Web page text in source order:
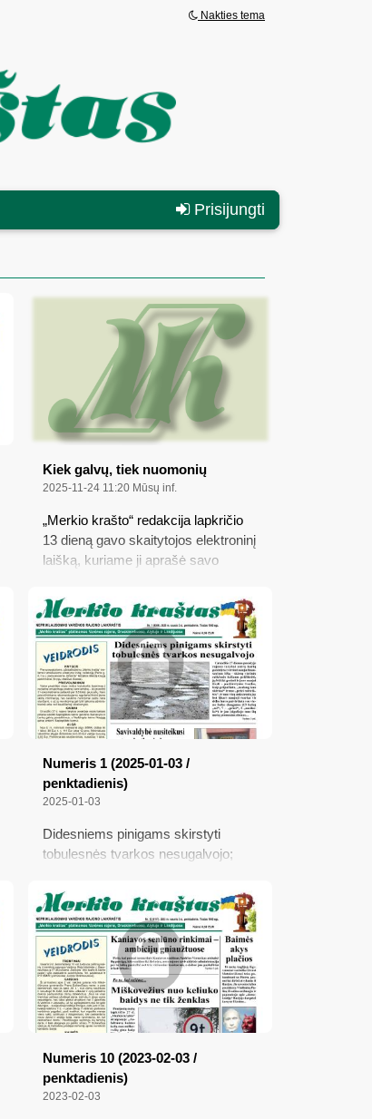
Nakties tema
Prisijungti
Kiek galvų, tiek nuomonių
2025-11-24 11:20 Mūsų inf.
„Merkio krašto“ redakcija lapkričio
13 dieną gavo skaitytojos elektroninį
laišką, kuriame ji aprašė savo
vadovės žodžius“, pasakytus per
LNK televiziją lapkričio 6 dieną
transliuotoje laidoje „Už ir prieš“
tema „Ar Lietuvos jaunimas –
tinginiai?“, bei paprašė suteikti
galimybę ir Varėnos rajono
gyventojams „pareikšti savo
poziciją“, ką redakcija padarė,
pridėjusi ir savo trigrašį...
Numeris 1 (2025-01-03 /
penktadienis)
2025-01-03
Didesniems pinigams skirstyti
tobulesnės tvarkos nesugalvojo;
priedangas, mus saugančias nuo
bombų; Kiškiai savo įpročių
nepamiršo. O jūs?; Nuo 2025 m.
pradžios didėja biudžetinių įstaigų
darbuotojų atlyginimai
Numeris 10 (2023-02-03 /
penktadienis)
2023-02-03